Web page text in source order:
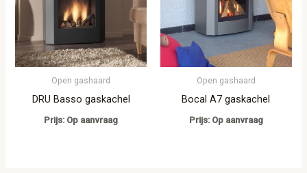
Open gashaard
DRU Basso gaskachel
Prijs: Op aanvraag
Open gashaard
Bocal A7 gaskachel
Prijs: Op aanvraag